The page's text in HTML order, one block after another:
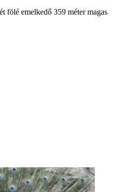
fölé emelkedő 359 méter magas